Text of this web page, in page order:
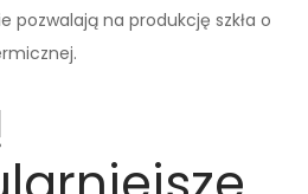
pozwalają na produkcję szkła o